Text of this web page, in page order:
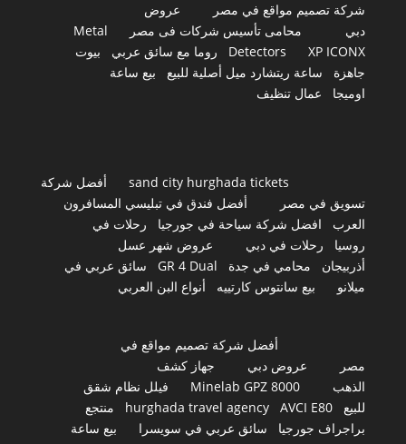
شركة تصميم مواقع في مصر
عروض
دبي
محامى تأسيس شركات فى مصر
Metal
Detectors
XP ICONX روما مع سائق عربي
بيوت
جاهزة
ساعة ريتشارد ميل أصلية للبيع
بيع ساعة
اوميجا
عمال تنظيف
sand city hurghada tickets
أفضل شركة
تسويق في مصر
أفضل فندق في تبليسي المسافرون
العرب
افضل شركة سياحة في جورجيا
رحلات في
روسيا
رحلات في دبي
عروض شهر عسل
أذربيجان
محامي في جدة GR 4 Dual
سائق عربي في
ميلانو
بيع سانتوس كارتييه أنواع البن العربي
أفضل شركة تصميم مواقع في
مصر
عروض دبي
جهاز كشف
الذهب
Minelab GPZ 8000
فيلل نظام شقق
للبيع
hurghada travel agency AVCI E80
منتجع
براجراف جورجيا
سائق عربي في سويسرا
بيع ساعة